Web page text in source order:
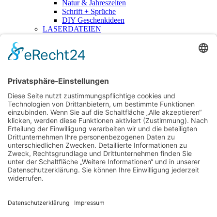
Natur & Jahreszeiten
Schrift + Sprüche
DIY Geschenkideen
LASERDATEIEN
Für Klötzchen
Kita + Schule
Kuchenstecker
3D-Druckdateien
RUB-ONS
Mehr
Lizenzen
Für Händler – B2B
Blog
Über mich
Kontakt
Login
Anmelden